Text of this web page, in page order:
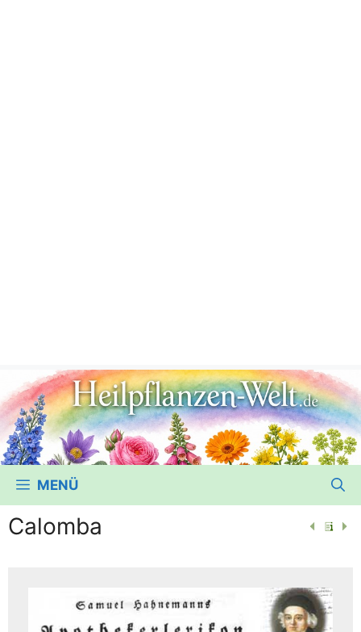
MENÜ
Calomba